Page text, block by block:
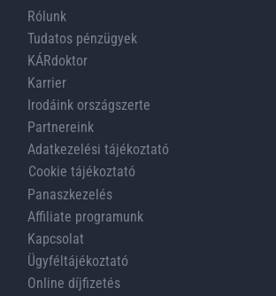
Rólunk
Tudatos pénzügyek
KÁRdoktor
Karrier
Irodáink országszerte
Partnereink
Adatkezelési tájékoztató
Cookie tájékoztató
Panaszkezelés
Affiliate programunk
Kapcsolat
Ügyféltájékoztató
Online díjfizetés